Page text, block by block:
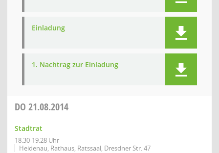
Einladung
1. Nachtrag zur Einladung
DO 21.08.2014
Stadtrat
18:30-19:28 Uhr
Heidenau, Rathaus, Ratssaal, Dresdner Str. 47